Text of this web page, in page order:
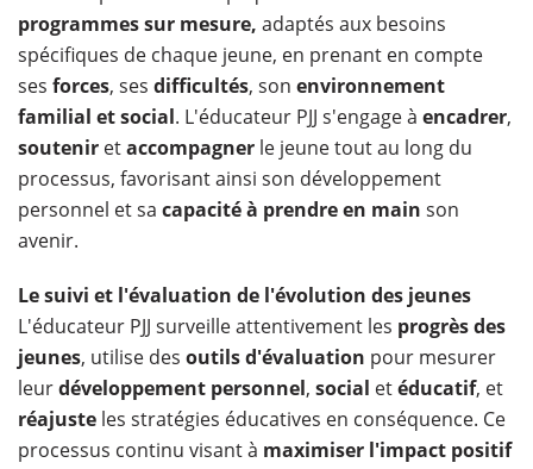
programmes sur mesure, adaptés aux besoins
spécifiques de chaque jeune, en prenant en compte
ses forces, ses difficultés, son environnement
familial et social. L'éducateur PJJ s'engage à encadrer,
soutenir etaccompagner le jeune tout au long du
processus, favorisant ainsi son développement
personnel et sa capacité à prendre en main son
avenir.
Le suivi et l'évaluation de l'évolution des jeunes
L'éducateur PJJ surveille attentivement les progrès des
jeunes, utilise des outils d'évaluation pour mesurer
leurdéveloppement personnel, social etéducatif, et
réajuste les stratégies éducatives en conséquence. Ce
processus continu visant à maximiser l'impact positif